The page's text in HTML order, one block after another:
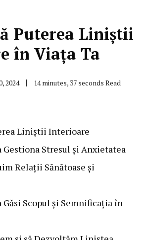
Puterea Liniștii
în Viața Ta
2024 14 minutes, 37 seconds Read
Liniștii Interioare
Gestiona Stresul și Anxietatea
Relații Sănătoase și
Găsi Scopul și Semnificația în